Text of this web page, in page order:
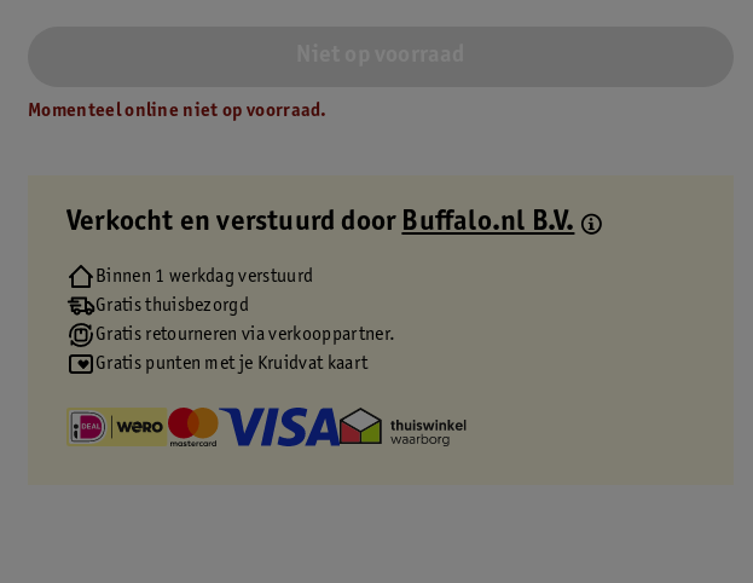
Momenteel online niet op voorraad.
Verkocht en verstuurd door Buffalo.nl B.V.
Binnen 1 werkdag verstuurd
Gratis thuisbezorgd
Gratis retourneren via verkooppartner.
Gratis punten met je Kruidvat kaart